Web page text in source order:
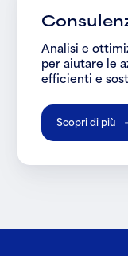
Analisi e
per aiutare le
efficienti e
Scopri di più